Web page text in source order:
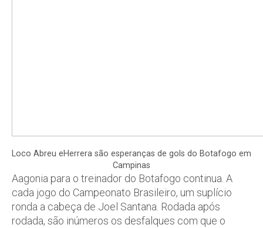
Loco Abreu eHerrera são esperanças de gols do Botafogo em
Campinas
Aagonia para o treinador do Botafogo continua. A
cada jogo do Campeonato Brasileiro, um suplício
ronda a cabeça de Joel Santana. Rodada após
rodada, são inúmeros os desfalques com que o